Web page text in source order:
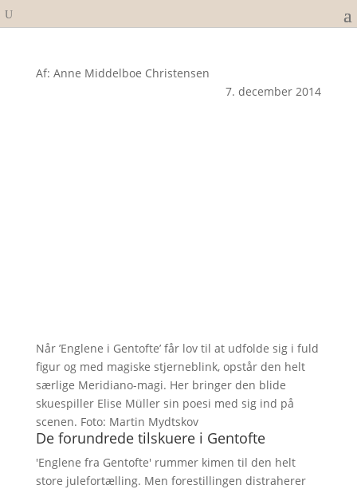
Af: Anne Middelboe Christensen
7. december 2014
Når ’Englene i Gentofte’ får lov til at udfolde sig i fuld
figur og med magiske stjerneblink, opstår den helt
særlige Meridiano-magi. Her bringer den blide
skuespiller Elise Müller sin poesi med sig ind på
scenen. Foto: Martin Mydtskov
De forundrede tilskuere i Gentofte
'Englene fra Gentofte' rummer kimen til den helt
store julefortælling. Men forestillingen distraherer